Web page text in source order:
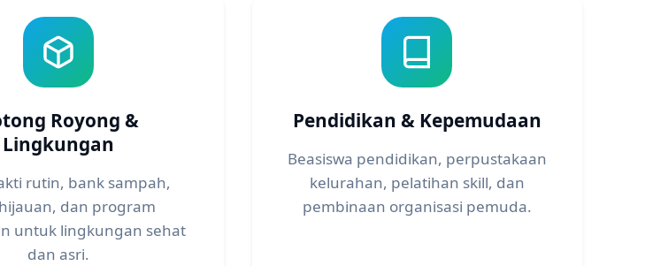
Royong &
Lingkungan
rutin, bank sampah,
dan program
untuk lingkungan sehat
dan asri.
Pendidikan & Kepemudaan
Beasiswa pendidikan, perpustakaan
kelurahan, pelatihan skill, dan
pembinaan organisasi pemuda.